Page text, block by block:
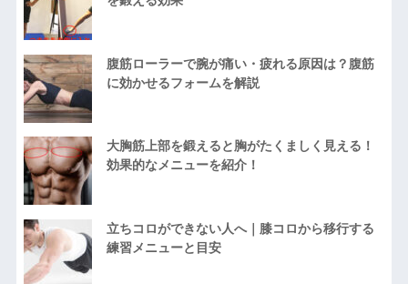
腹筋ローラーで腕が痛い・疲れる原因は？腹筋
に効かせるフォームを解説
大胸筋上部を鍛えると胸がたくましく見える！
効果的なメニューを紹介！
立ちコロができない人へ｜膝コロから移行する
練習メニューと目安